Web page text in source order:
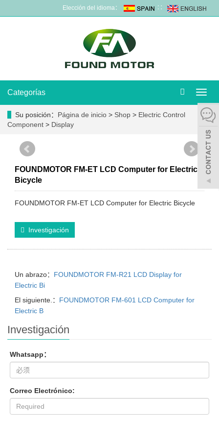
Elección del idioma： ∷
Categorías
Su posición： Página de inicio > Shop > Electric Control
Component > Display
FOUNDMOTOR FM-ET LCD Computer for Electric
Bicycle
FOUNDMOTOR FM-ET LCD Computer for Electric Bicycle
Investigación
Un abrazo： FOUNDMOTOR FM-R21 LCD Display for
Electric Bi
El siguiente.： FOUNDMOTOR FM-601 LCD Computer for
Electric B
Investigación
Whatsapp：
Correo Electrónico: